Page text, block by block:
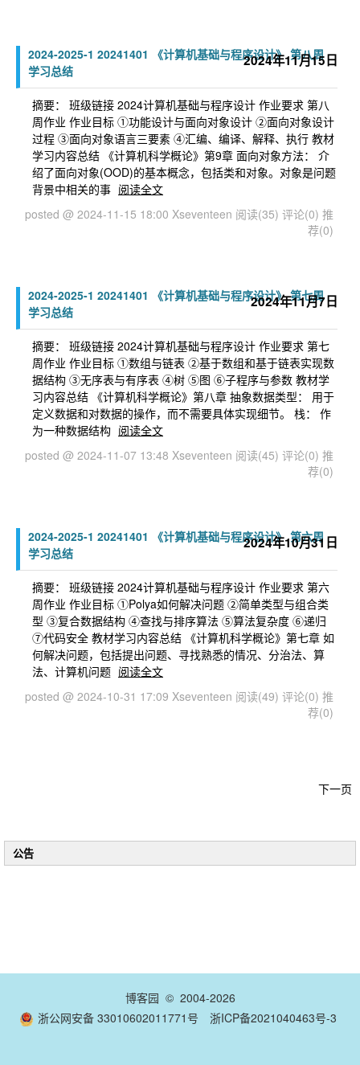
2024年11月15日
2024-2025-1 20241401 《计算机基础与程序设计》 第八周
学习总结
摘要： 班级链接 2024计算机基础与程序设计 作业要求 第八
周作业 作业目标 ①功能设计与面向对象设计 ②面向对象设计
过程 ③面向对象语言三要素 ④汇编、编译、解释、执行 教材
学习内容总结 《计算机科学概论》第9章 面向对象方法： 介
绍了面向对象(OOD)的基本概念，包括类和对象。对象是问题
背景中相关的事 阅读全文
posted @ 2024-11-15 18:00 Xseventeen 阅读(35) 评论(0) 推
荐(0)
2024年11月7日
2024-2025-1 20241401 《计算机基础与程序设计》 第七周
学习总结
摘要： 班级链接 2024计算机基础与程序设计 作业要求 第七
周作业 作业目标 ①数组与链表 ②基于数组和基于链表实现数
据结构 ③无序表与有序表 ④树 ⑤图 ⑥子程序与参数 教材学
习内容总结 《计算机科学概论》第八章 抽象数据类型： 用于
定义数据和对数据的操作，而不需要具体实现细节。 栈： 作
为一种数据结构 阅读全文
posted @ 2024-11-07 13:48 Xseventeen 阅读(45) 评论(0) 推
荐(0)
2024年10月31日
2024-2025-1 20241401 《计算机基础与程序设计》 第六周
学习总结
摘要： 班级链接 2024计算机基础与程序设计 作业要求 第六
周作业 作业目标 ①Polya如何解决问题 ②简单类型与组合类
型 ③复合数据结构 ④查找与排序算法 ⑤算法复杂度 ⑥递归
⑦代码安全 教材学习内容总结 《计算机科学概论》第七章 如
何解决问题，包括提出问题、寻找熟悉的情况、分治法、算
法、计算机问题 阅读全文
posted @ 2024-10-31 17:09 Xseventeen 阅读(49) 评论(0) 推
荐(0)
下一页
公告
博客园 © 2004-2026
浙公网安备 33010602011771号
浙ICP备2021040463号-3